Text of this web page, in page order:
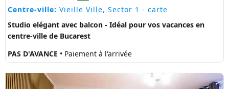
Centre-ville: Vieille Ville, Sector 1 - carte
Studio elégant avec balcon - Idéal pour vos vacances en
centre-ville de Bucarest
PAS D'AVANCE • Paiement à l'arrivée